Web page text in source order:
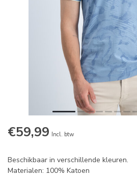
€59,99 Incl. btw
Beschikbaar in verschillende kleuren.
Materialen: 100% Katoen